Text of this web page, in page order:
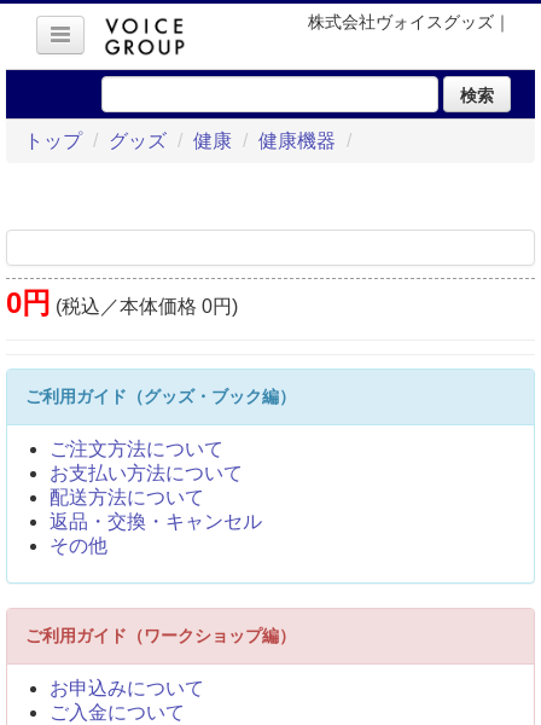
株式会社ヴォイスグッズ｜
検索
トップ / グッズ / 健康 / 健康機器 /
0円 (税込／本体価格 0円)
ご利用ガイド（グッズ・ブック編）
ご注文方法について
お支払い方法について
配送方法について
返品・交換・キャンセル
その他
ご利用ガイド（ワークショップ編）
お申込みについて
ご入金について